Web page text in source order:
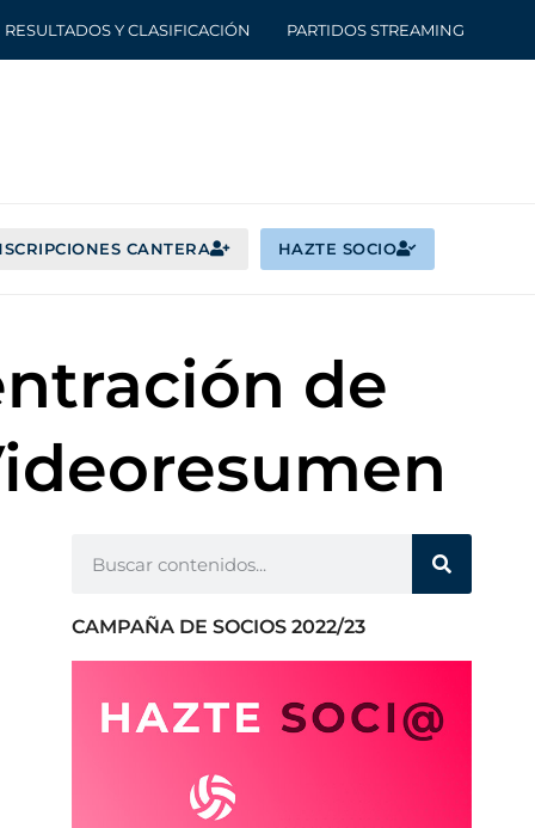
RESULTADOS Y CLASIFICACIÓN PARTIDOS STREAMING
CANTERA HAZTE SOCIO
de
CAMPAÑA DE SOCIOS 2022/23